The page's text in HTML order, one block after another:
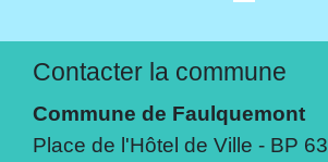
Contacter la commune
Commune de Faulquemont
Place de l'Hôtel de Ville - BP 63